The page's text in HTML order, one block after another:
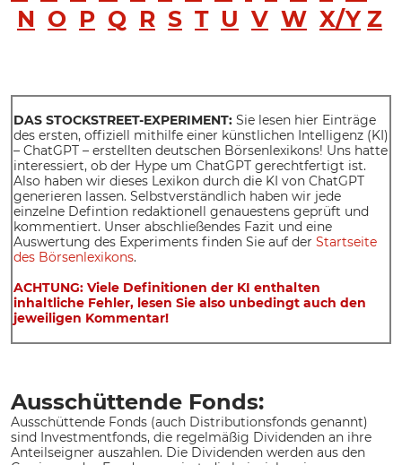
N O P Q R S T U V W X/Y Z
DAS STOCKSTREET-EXPERIMENT: Sie lesen hier Einträge
des ersten, offiziell mithilfe einer künstlichen Intelligenz (KI)
– ChatGPT – erstellten deutschen Börsenlexikons! Uns hatte
interessiert, ob der Hype um ChatGPT gerechtfertigt ist.
Also haben wir dieses Lexikon durch die KI von ChatGPT
generieren lassen. Selbstverständlich haben wir jede
einzelne Defintion redaktionell genauestens geprüft und
kommentiert. Unser abschließendes Fazit und eine
Auswertung des Experiments finden Sie auf der Startseite
des Börsenlexikons.
ACHTUNG: Viele Definitionen der KI enthalten
inhaltliche Fehler, lesen Sie also unbedingt auch den
jeweiligen Kommentar!
Ausschüttende Fonds:
Ausschüttende Fonds (auch Distributionsfonds genannt)
sind Investmentfonds, die regelmäßig Dividenden an ihre
Anteilseigner auszahlen. Die Dividenden werden aus den